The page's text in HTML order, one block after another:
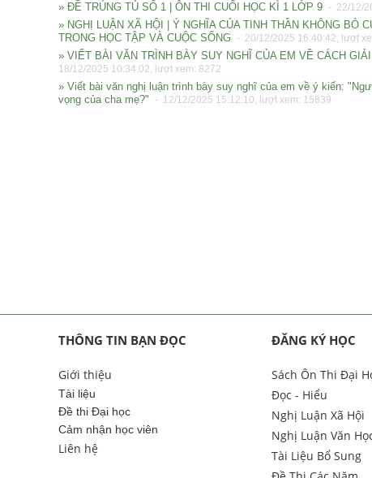
» ĐỀ TRÚNG TỦ SỐ 1 | ÔN THI CUỐI HỌC KÌ 1 LỚP 9 - 22/12/
» NGHỊ LUẬN XÃ HỘI | Ý NGHĨA CỦA TINH THẦN KHÔNG BỎ
TRONG HỌC TẬP VÀ CUỘC SỐNG - 20/12/2025 16:40:42, lượt
» VIẾT BÀI VĂN TRÌNH BÀY SUY NGHĨ CỦA EM VỀ CÁCH
18/12/2025 10:34:02, lượt xem: 8272
» Viết bài văn nghị luận trình bày suy nghĩ của em về ý kiến:
vọng của cha mẹ?"
- 12/12/2025 15:12:10, lượt xem: 15839
THÔNG TIN BẠN ĐỌC
Giới thiệu
Tài liệu
Đề thi Đại học
Cảm nhận học viên
Liên hệ
ĐĂNG KÝ HỌC
Sách Ôn Thi Đại
Đọc - Hiểu
Nghị Luận Xã Hội
Nghị Luận Văn
Tài Liệu Bổ Sung